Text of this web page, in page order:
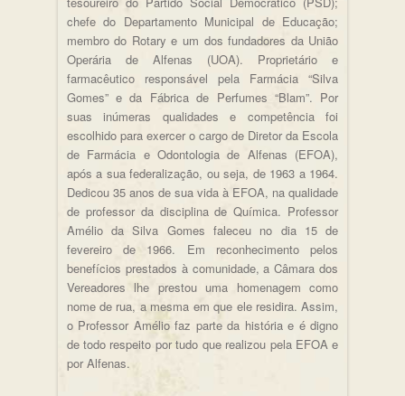
chefe do Departamento Municipal de Educação;
membro do Rotary e um dos fundadores da União
Operária de Alfenas (UOA). Proprietário e
farmacêutico responsável pela Farmácia “Silva
Gomes” e da Fábrica de Perfumes “Blam”. Por
suas inúmeras qualidades e competência foi
escolhido para exercer o cargo de Diretor da Escola
de Farmácia e Odontologia de Alfenas (EFOA),
após a sua federalização, ou seja, de 1963 a 1964.
Dedicou 35 anos de sua vida à EFOA, na qualidade
de professor da disciplina de Química. Professor
Amélio da Silva Gomes faleceu no dia 15 de
fevereiro de 1966. Em reconhecimento pelos
benefícios prestados à comunidade, a Câmara dos
Vereadores lhe prestou uma homenagem como
nome de rua, a mesma em que ele residira. Assim,
o Professor Amélio faz parte da história e é digno
de todo respeito por tudo que realizou pela EFOA e
por Alfenas.